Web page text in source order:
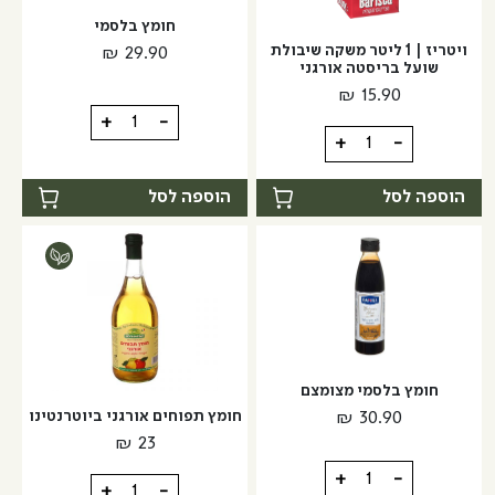
ויטריז | 1 ליטר משקה שיבולת
שועל בריסטה אורגני
₪ 15.90
-
כמות
של
ויטריז
|
ליטר
משקה
שיבולת
שועל
+
הוספה לסל
חומץ בלסמי
₪ 29.90
-
כמות
של
בלסמי
+
הוספה לסל
חומץ בלסמי מצומצם
₪ 30.90
-
כמות
+
חומץ תפוחים אורגני ביוטרנטינו
₪ 23
-
כמות +